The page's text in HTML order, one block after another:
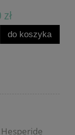
do koszyka